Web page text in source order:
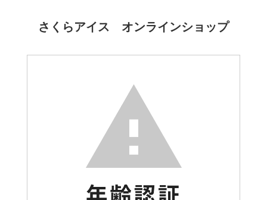
さくらアイス オンラインショップ